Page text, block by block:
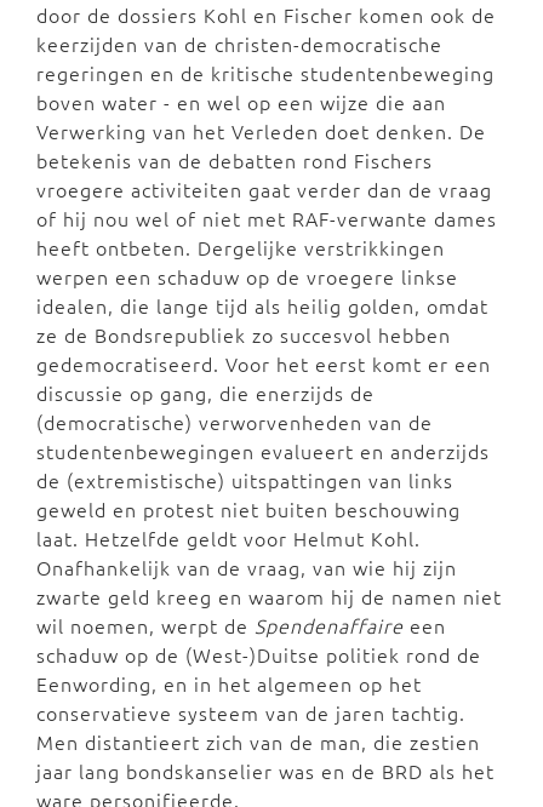
door de dossiers Kohl en Fischer komen ook de
keerzijden van de christen-democratische
regeringen en de kritische studentenbeweging
boven water - en wel op een wijze die aan
Verwerking van het Verleden doet denken. De
betekenis van de debatten rond Fischers
vroegere activiteiten gaat verder dan de vraag
of hij nou wel of niet met RAF-verwante dames
heeft ontbeten. Dergelijke verstrikkingen
werpen een schaduw op de vroegere linkse
idealen, die lange tijd als heilig golden, omdat
ze de Bondsrepubliek zo succesvol hebben
gedemocratiseerd. Voor het eerst komt er een
discussie op gang, die enerzijds de
(democratische) verworvenheden van de
studentenbewegingen evalueert en anderzijds
de (extremistische) uitspattingen van links
geweld en protest niet buiten beschouwing
laat. Hetzelfde geldt voor Helmut Kohl.
Onafhankelijk van de vraag, van wie hij zijn
zwarte geld kreeg en waarom hij de namen niet
wil noemen, werpt de Spendenaffaire een
schaduw op de (West-)Duitse politiek rond de
Eenwording, en in het algemeen op het
conservatieve systeem van de jaren tachtig.
Men distantieert zich van de man, die zestien
jaar lang bondskanselier was en de BRD als het
ware personifieerde.